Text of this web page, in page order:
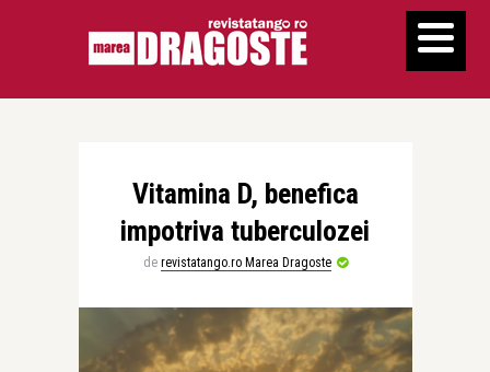
Vitamina D, benefica
impotriva tuberculozei
de revistatango.ro Marea Dragoste